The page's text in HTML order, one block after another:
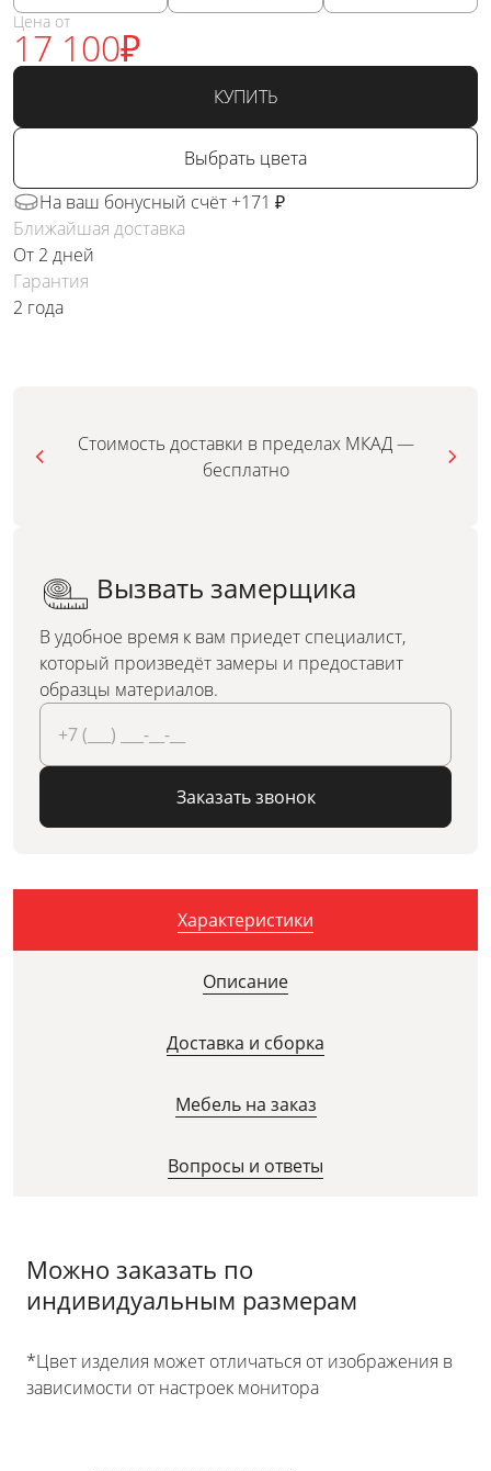
Цена от
17 100₽
КУПИТЬ
Выбрать цвета
На ваш бонусный счёт +171 ₽
Ближайшая доставка
От 2 дней
Гарантия
2 года
Стоимость доставки в пределах МКАД —
бесплатно
Вызвать замерщика
В удобное время к вам приедет специалист,
который произведёт замеры и предоставит
образцы материалов.
Заказать звонок
Характеристики
Описание
Доставка и сборка
Мебель на заказ
Вопросы и ответы
Можно заказать по
индивидуальным размерам
*Цвет изделия может отличаться от изображения в
зависимости от настроек монитора